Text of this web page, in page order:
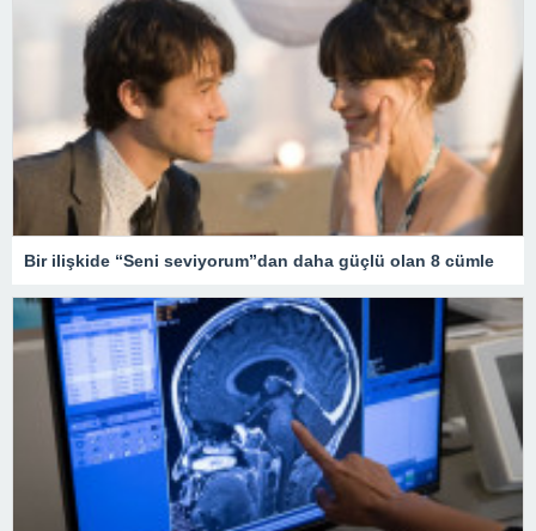
Bir ilişkide “Seni seviyorum”dan daha güçlü olan 8 cümle